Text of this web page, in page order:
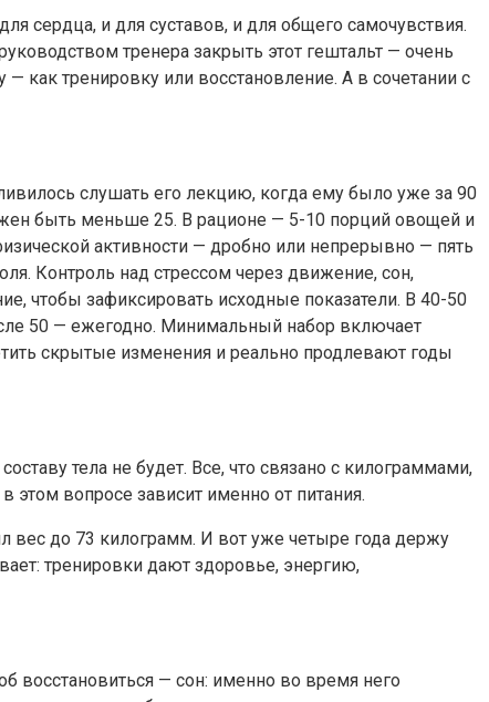
сердца, и для суставов, и для общего самочувствия.
тренера закрыть этот гештальт — очень
как тренировку или восстановление. А в сочетании с
слушать его лекцию, когда ему было уже за 90
быть меньше 25. В рационе — 5-10 порций овощей и
активности — дробно или непрерывно — пять
Контроль над стрессом через движение, сон,
чтобы зафиксировать исходные показатели. В 40-50
50 — ежегодно. Минимальный набор включает
скрытые изменения и реально продлевают годы
тела не будет. Все, что связано с килограммами,
этом вопросе зависит именно от питания.
вес до 73 килограмм. И вот уже четыре года держу
тренировки дают здоровье, энергию,
восстановиться — сон: именно во время него